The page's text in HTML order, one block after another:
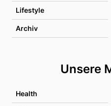
Lifestyle
Archiv
Unsere
Health